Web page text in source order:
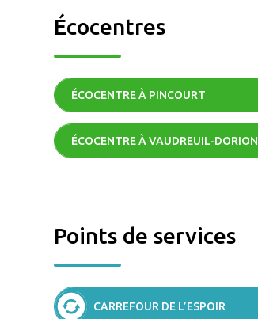
Écocentres
ÉCOCENTRE À PINCOURT
ÉCOCENTRE À VAUDREUIL-DORION
Points de services
CARREFOUR DE L’ESPOIR